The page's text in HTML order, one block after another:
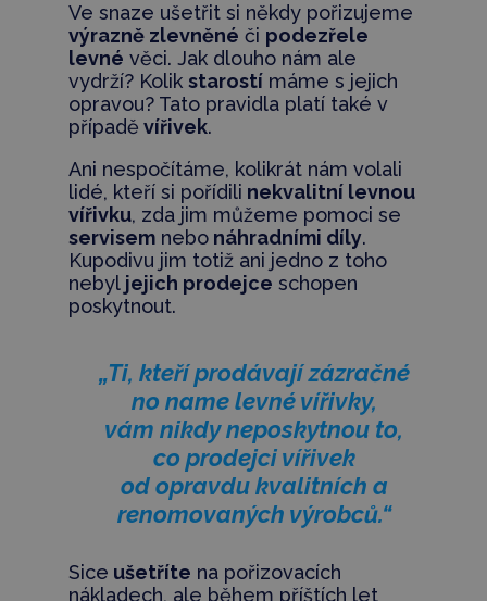
Ve snaze ušetřit si někdy pořizujeme
výrazně zlevněné či podezřele
levné věci. Jak dlouho nám ale
vydrží? Kolik starostímáme s jejich
opravou? Tato pravidla platí také v
případě vířivek.
Ani nespočítáme, kolikrát nám volali
lidé, kteří si pořídili nekvalitní levnou
vířivku, zda jim můžeme pomoci se
servisemnebonáhradními díly.
Kupodivu jim totiž ani jedno z toho
nebyl jejich prodejce schopen
poskytnout.
„Ti, kteří prodávají zázračné
no name levné vířivky,
vám nikdy neposkytnou to,
co prodejci vířivek
od opravdu kvalitních a
renomovaných výrobců.“
Sice ušetříte na pořizovacích
nákladech, ale během příštích let